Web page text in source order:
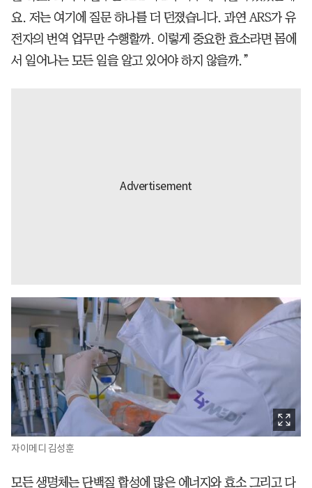
요. 저는 여기에 질문 하나를 더 던졌습니다. 과연 ARS가 유
전자의 번역 업무만 수행할까. 이렇게 중요한 효소라면 몸에
서 일어나는 모든 일을 알고 있어야 하지 않을까.”
자이메디 김성훈
모든 생명체는 단백질 합성에 많은 에너지와 효소 그리고 다